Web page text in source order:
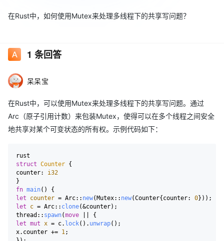
在Rust中，如何使用Mutex来处理多线程下的共享写问题？
1 条回答
呆呆宝
在Rust中，可以使用Mutex来处理多线程下的共享写问题。通过
Arc（原子引用计数）来包装Mutex，使得可以在多个线程之间安全
地共享对某个可变状态的所有权。示例代码如下：
struct Counter {
counter: i32
fn main
let
counter = Arc:: new(Mutex:: new(Counter{counter: 0
let
c = Arc:: clone(&counter);
thread:: spawn(move
let mut x = c. lock(). unwrap();
x.counter += 1;